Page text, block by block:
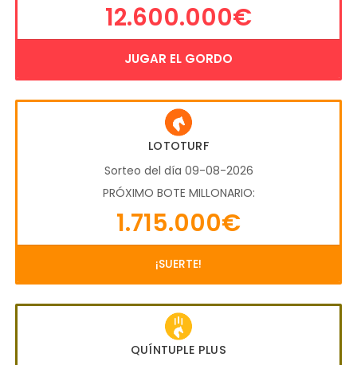
12.600.000€
JUGAR EL GORDO
LOTOTURF
Sorteo del día 09-08-2026
PRÓXIMO BOTE MILLONARIO:
1.715.000€
¡SUERTE!
QUÍNTUPLE PLUS